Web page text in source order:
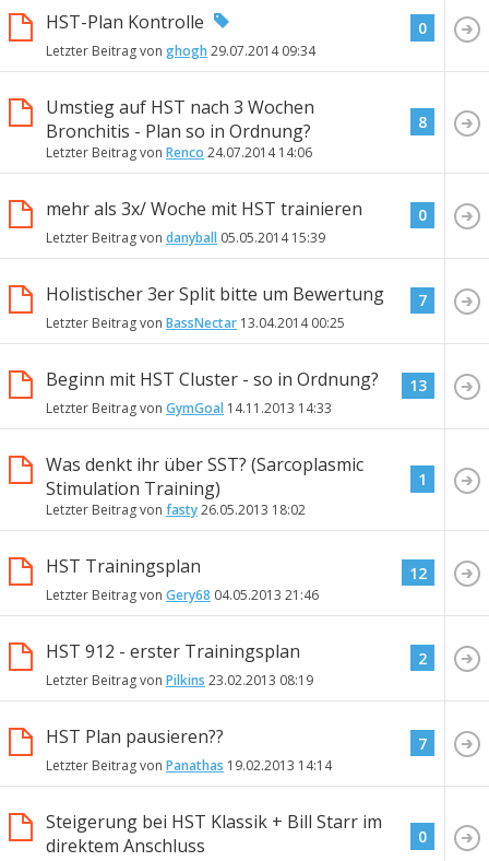
HST-Plan Kontrolle
Letzter Beitrag von ghogh 29.07.201409:34
0
Umstieg auf HST nach 3 Wochen
Bronchitis - Plan so in Ordnung?
Letzter Beitrag von Renco 24.07.201414:06
8
mehr als 3x/ Woche mit HST trainieren
Letzter Beitrag von danyball 05.05.201415:39
0
Holistischer 3er Split bitte um Bewertung
Letzter Beitrag von BassNectar 13.04.201400:25
7
Beginn mit HST Cluster - so in Ordnung?
Letzter Beitrag von GymGoal 14.11.2013 14:33
13
Was denkt ihr über SST? (Sarcoplasmic
Stimulation Training)
Letzter Beitrag von fasty26.05.2013 18:02
1
HST Trainingsplan
Letzter Beitrag von Gery68 04.05.2013 21:46
12
HST 912 - erster Trainingsplan
Letzter Beitrag von Pilkins 23.02.2013 08:19
2
HST Plan pausieren??
Letzter Beitrag von Panathas 19.02.2013 14:14
7
Steigerung bei HST Klassik + Bill Starr im
direktem Anschluss
0